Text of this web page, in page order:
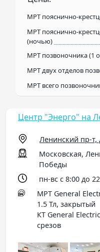
МРТ пояснично-
МРТ пояснично-
(ночью)
МРТ позвоночника (1
МРТ двух отделов
МРТ всего
Центр "Энерго" на
Ленинский пр-т,
Московская,
Победы
пн-вс с 8:00 до
МРТ General
1.5 Тл, закрытый
КТ General
срезов